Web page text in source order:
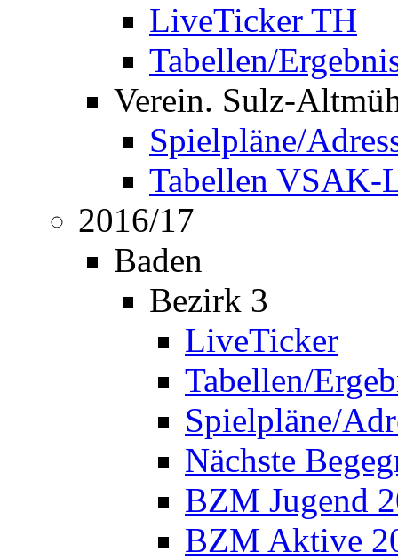
LiveTicker TH
Tabellen/
Verein. Sulz-
Spielpläne/
Tabellen VSAK-
2016/17
Baden
Bezirk 3
LiveTicker
Tabellen/
Spielpläne/
Nächste
BZM Jugend
BZM Aktive